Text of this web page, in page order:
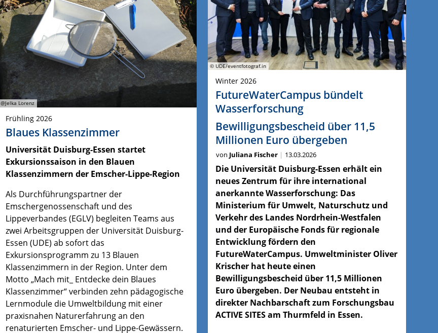
@Jelka Lorenz
Frühling 2026
Blaues Klassenzimmer
Universität Duisburg-Essen startet
Exkursionssaison in den Blauen
Klassenzimmern der Emscher-Lippe-Region
Als Durchführungspartner der
Emschergenossenschaft und des
Lippeverbandes (EGLV) begleiten Teams aus
zwei Arbeitsgruppen der Universität Duisburg-
Essen (UDE) ab sofort das
Exkursionsprogramm zu 13 Blauen
Klassenzimmern in der Region. Unter dem
Motto „Mach mit_ Entdecke dein Blaues
Klassenzimmer“ verbinden zehn pädagogische
Lernmodule die Umweltbildung mit einer
praxisnahen Naturerfahrung an den
renaturierten Emscher- und Lippe-Gewässern.
© UDE/eventfotograf.in
Winter 2026
FutureWaterCampus bündelt
Wasserforschung
Bewilligungsbescheid über 11,5
Millionen Euro übergeben
von Juliana Fischer 13.03.2026
Die Universität Duisburg-Essen erhält ein
neues Zentrum für ihre international
anerkannte Wasserforschung: Das
Ministerium für Umwelt, Naturschutz und
Verkehr des Landes Nordrhein-Westfalen
und der Europäische Fonds für regionale
Entwicklung fördern den
FutureWaterCampus. Umweltminister Oliver
Krischer hat heute einen
Bewilligungsbescheid über 11,5 Millionen
Euro übergeben. Der Neubau entsteht in
direkter Nachbarschaft zum Forschungsbau
ACTIVE SITES am Thurmfeld in Essen.